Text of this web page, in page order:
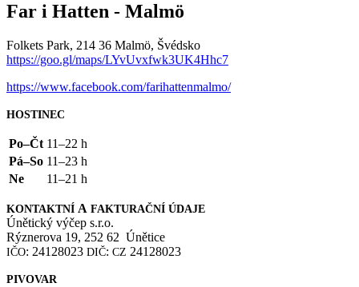
Far i Hatten - Malmö
Folkets Park, 214 36 Malmö, Švédsko
https://goo.gl/maps/LYvUvxfwk3UK4Hhc7
https://www.facebook.com/farihattenmalmo/
HOSTINEC
Po–Čt 11–22 h
Pá–So 11–23 h
Ne
11–21 h
KONTAKTNÍ A FAKTURAČNÍ ÚDAJE
Únětický výčep s.r.o.
Rýznerova 19, 252 62 Únětice
IČO: 24128023 DIČ: CZ 24128023
PIVOVAR